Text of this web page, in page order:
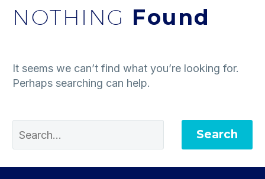
NOTHING Found
It seems we can’t find what you’re looking for.
Perhaps searching can help.
Search